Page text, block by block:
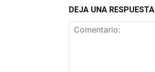
DEJA UNA RESPUESTA